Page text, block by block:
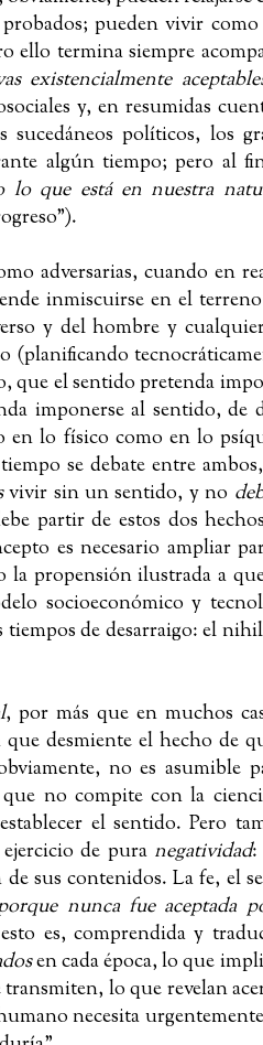
pueden vivir
ello termina siempre
existencialmente
y, en resumidas
sucedáneos políticos, los
algún tiempo; pero al
lo que está en nuestra
adversarias, cuando en
inmiscuirse en el
y del hombre y
(planificando
que el sentido pretenda
imponerse al sentido, de
en lo físico como en lo
se debate entre
vivir sin un sentido, y no
partir de estos dos
es necesario ampliar
la propensión ilustrada a
socioeconómico y
de desarraigo: el
, por más que en muchos
desmiente el hecho de
no es asumible
no compite con la
el sentido. Pero
de pura negatividad:
sus contenidos.La fe, el
nunca fue aceptada
es, comprendida y
en cada época, lo que
lo que revelan
necesita